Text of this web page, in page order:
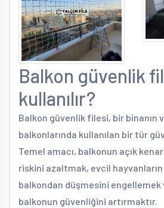
Balkon güvenlik
kullanılır?
Balkon güvenlik filesi, bir binanın
balkonlarında kullanılan bir tür
Temel amacı, balkonun açık
riskini azaltmak, evcil
balkondan düşmesini engellemek
balkonun güvenliğini artırmaktır.